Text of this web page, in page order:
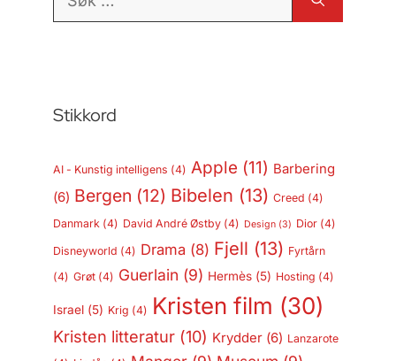
Stikkord
AI - Kunstig intelligens (4) Apple (11) Barbering
(6) Bergen (12) Bibelen (13) Creed (4)
Danmark (4) David André Østby(4) Design(3) Dior(4)
Disneyworld (4) Drama (8) Fjell (13) Fyrtårn
(4) Grøt(4) Guerlain (9) Hermès(5) Hosting (4)
Israel(5) Krig (4) Kristen film (30)
Kristen litteratur(10) Krydder(6) Lanzarote